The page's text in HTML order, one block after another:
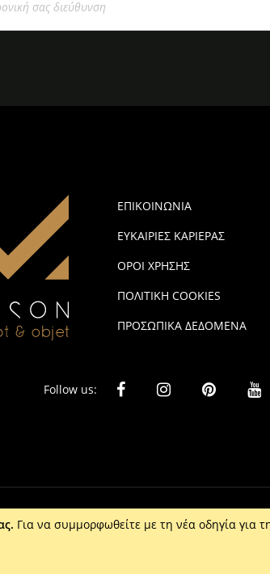
ΕΠΙΚΟΙΝΩΝΙΑ
ΕΥΚΑΙΡΙΕΣ ΚΑΡΙΕΡΑΣ
ΟΡΟΙ ΧΡΗΣΗΣ
ΠΟΛΙΤΙΚΗ COOKIES
ΠΡΟΣΩΠΙΚΑ ΔΕΔΟΜΕΝΑ
Follow us:
Για να συμμορφωθείτε με τη νέα οδηγία για